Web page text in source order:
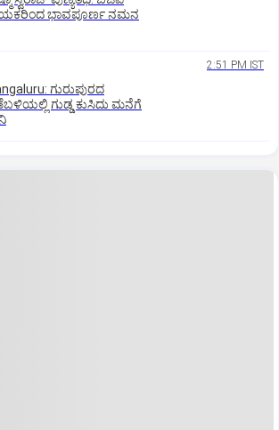
ಭಾವಪೂರ್ಣ ನಮನ
2:51 PM IST
ಗುರುಪುರದ
ಗುಡ್ಡ ಕುಸಿದು ಮನೆಗೆ